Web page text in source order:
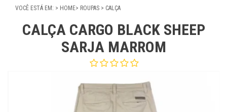
VOCÊ ESTÁ EM: HOME ROUPAS CALÇA
CALÇA CARGO BLACK SHEEP
SARJA MARROM